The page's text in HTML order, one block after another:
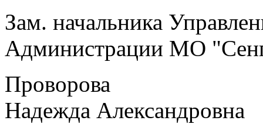
Зам. начальника
Администрации МО
Проворова
Надежда Александровна